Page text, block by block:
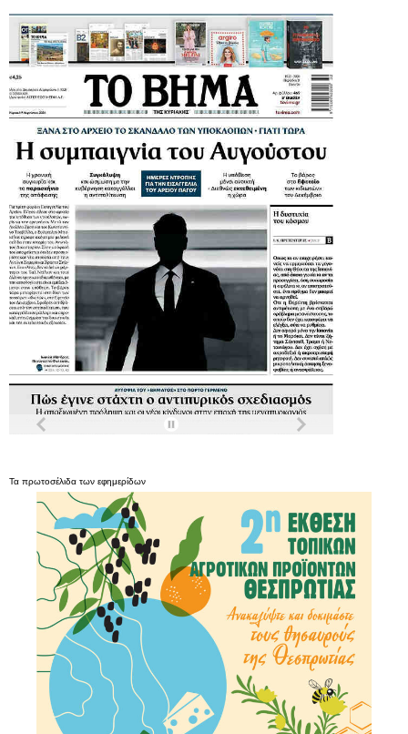
Τα πρωτοσέλιδα των εφημερίδων